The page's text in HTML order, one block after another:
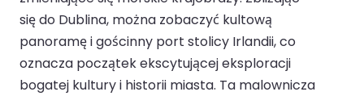
się do Dublina, można zobaczyć kultową
panoramę i gościnny port stolicy Irlandii, co
oznacza początek ekscytującej eksploracji
bogatej kultury i historii miasta. Ta malownicza